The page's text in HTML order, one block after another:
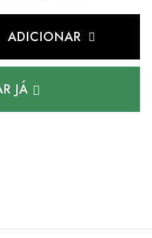
ADICIONAR
JÁ